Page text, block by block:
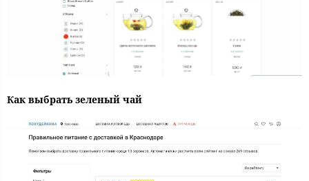
Как выбрать зеленый чай